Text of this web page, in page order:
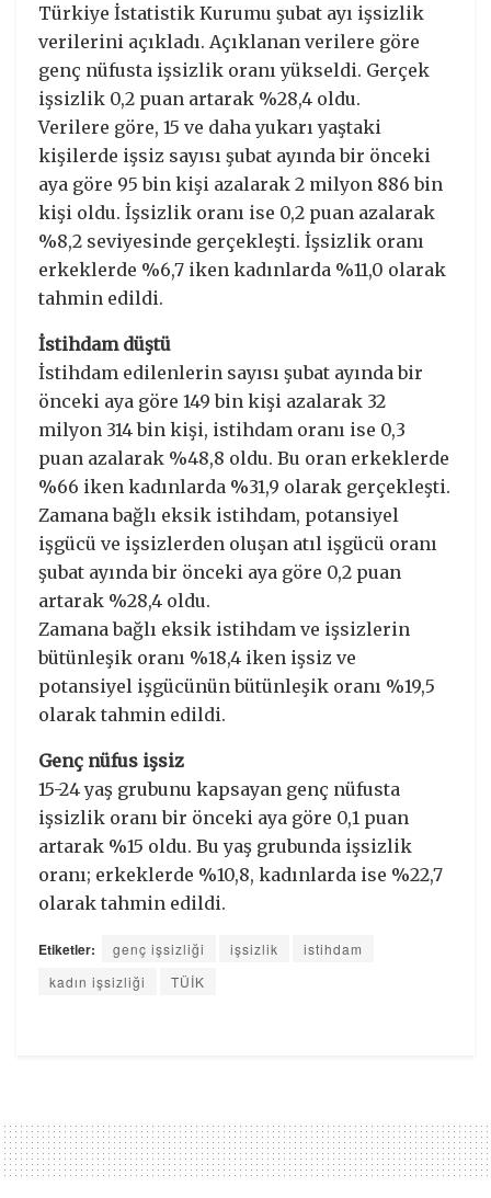
Türkiye İstatistik Kurumu şubat ayı işsizlik
verilerini açıkladı. Açıklanan verilere göre
genç nüfusta işsizlik oranı yükseldi. Gerçek
işsizlik 0,2 puan artarak %28,4 oldu.
Verilere göre, 15 ve daha yukarı yaştaki
kişilerde işsiz sayısı şubat ayında bir önceki
aya göre 95 bin kişi azalarak 2 milyon 886 bin
kişi oldu. İşsizlik oranı ise 0,2 puan azalarak
%8,2 seviyesinde gerçekleşti. İşsizlik oranı
erkeklerde %6,7 iken kadınlarda %11,0 olarak
tahmin edildi.
İstihdam düştü
İstihdam edilenlerin sayısı şubat ayında bir
önceki aya göre 149 bin kişi azalarak 32
milyon 314 bin kişi, istihdam oranı ise 0,3
puan azalarak %48,8 oldu. Bu oran erkeklerde
%66 iken kadınlarda %31,9 olarak gerçekleşti.
Zamana bağlı eksik istihdam, potansiyel
işgücü ve işsizlerden oluşan atıl işgücü oranı
şubat ayında bir önceki aya göre 0,2 puan
artarak %28,4 oldu.
Zamana bağlı eksik istihdam ve işsizlerin
bütünleşik oranı %18,4 iken işsiz ve
potansiyel işgücünün bütünleşik oranı %19,5
olarak tahmin edildi.
Genç nüfus işsiz
15-24 yaş grubunu kapsayan genç nüfusta
işsizlik oranı bir önceki aya göre 0,1 puan
artarak %15 oldu. Bu yaş grubunda işsizlik
oranı; erkeklerde %10,8, kadınlarda ise %22,7
olarak tahmin edildi.
Etiketler: genç işsizliği işsizlik
istihdam
kadın işsizliği
TÜİK